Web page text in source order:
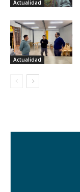
Actualidad
Actualidad